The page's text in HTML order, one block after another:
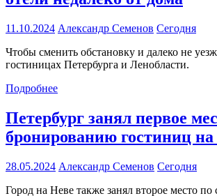
11.10.2024 Александр Семенов Сегодня
Чтобы сменить обстановку и далеко не
гостиницах Петербурга и Ленобласти.
Подробнее
Петербург занял первое
бронированию гостиниц на
28.05.2024 Александр Семенов Сегодня
Город на Неве также занял второе место по